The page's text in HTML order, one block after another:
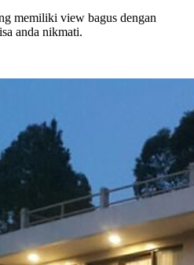
memiliki view bagus dengan
anda nikmati.